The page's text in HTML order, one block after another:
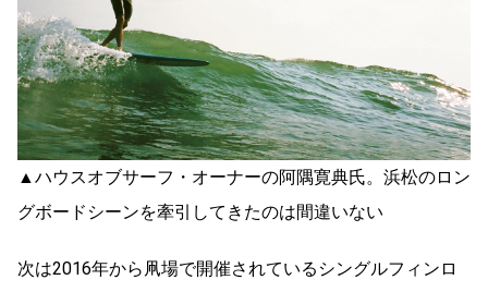
▲ハウスオブサーフ・オーナーの阿隅寛典氏。浜松のロン
グボードシーンを牽引してきたのは間違いない
次は2016年から凧場で開催されているシングルフィンロ